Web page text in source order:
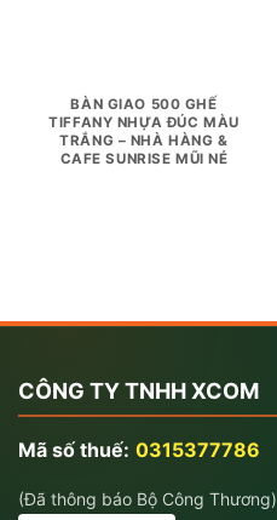
BÀN GIAO 500 GHẾ
TIFFANY NHỰA ĐÚC MÀU
TRẮNG – NHÀ HÀNG &
CAFE SUNRISE MŨI NÉ
CÔNG TY TNHH XCOM
Mã số thuế: 0315377786
(Đã thông báo Bộ Công Thương)